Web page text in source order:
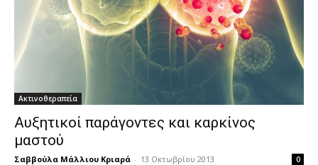
Ακτινοθεραπεία
Αυξητικοί παράγοντες και καρκίνος
μαστού
Σαββούλα Μάλλιου Κριαρά - 13 Οκτωβρίου 2013 0